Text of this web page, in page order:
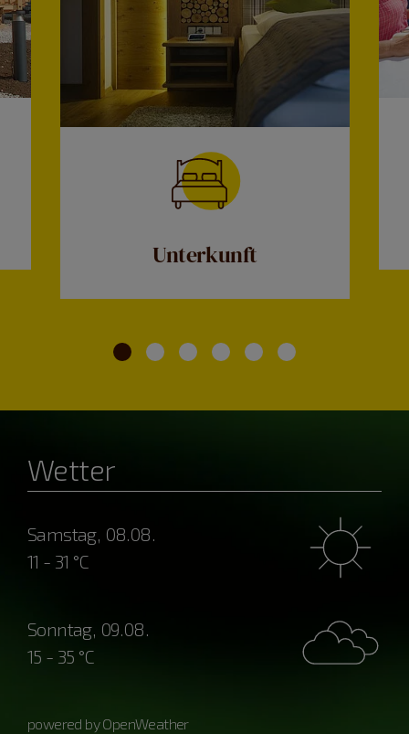
Unterkunft
Wetter
Samstag, 08.08.
11 - 31 °C
Sonntag, 09.08.
15 - 35 °C
powered by OpenWeather